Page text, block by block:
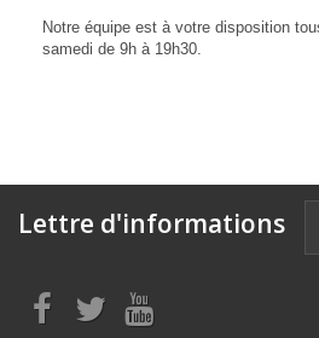
Notre équipe est à votre disposition
samedi de 9h à 19h30.
Lettre d'informations